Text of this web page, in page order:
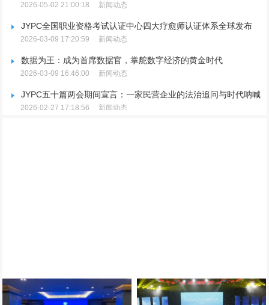
2026-05-02 21:00:18 新闻动态
JYPC全国职业资格考试认证中心四大疗愈师认证体系全球发布
2026-03-09 17:20:59 新闻动态
数据为王：成为首席数据官，掌舵数字经济的黄金时代
2026-03-09 16:46:00 新闻动态
JYPC五十篇两会期间宣言：一家民营企业的法治追问与时代呐喊
2026-02-27 17:18:56 新闻动态